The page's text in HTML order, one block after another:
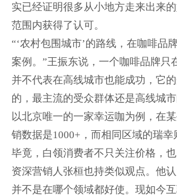
实已经证明很多从小地方走来出来
范围内获得了认可。
“‘农村包围城市’的路线，在咖啡品
案例。”王振东说，一个咖啡品牌只
并不代表在高线城市也能成功，它
的，最主流的受众群体还是高线城市
以北京唯一的一家幸运咖为例，在
销数据是1000+，而相同区域的瑞幸
毕竟，白领消费者不只关注价格，也
资深营销人张桓也持类似观点。他
并不是在哪个领域都好使。现如今